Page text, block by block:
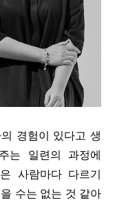
경험이 있다고 생
는 일련의 과정에
사람마다 다르기
수는 없는 것 같아